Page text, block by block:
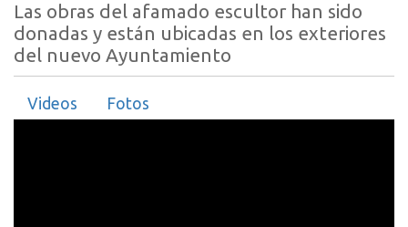
Las obras del afamado escultor han sido
donadas y están ubicadas en los exteriores
del nuevo Ayuntamiento
Videos Fotos